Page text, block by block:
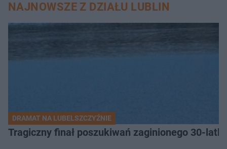
NAJNOWSZE Z DZIAŁU LUBLIN
DRAMAT NA LUBELSZCZYŹNIE
Tragiczny finał poszukiwań zaginionego 30-